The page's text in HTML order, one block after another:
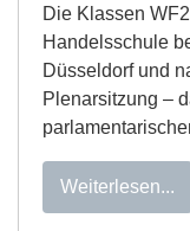
Die Klassen
Handelsschule
Düsseldorf und
Plenarsitzung –
Weiterlesen...